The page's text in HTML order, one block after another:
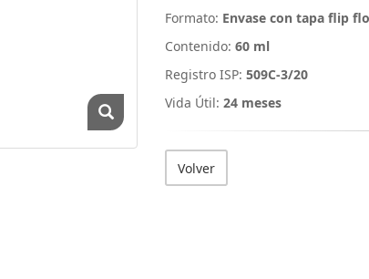
Formato: Envase con tapa flip
Contenido: 60 ml
Registro ISP: 509C-3/20
Vida Útil: 24 meses
Volver